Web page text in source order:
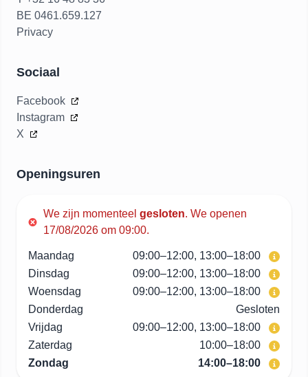
BE 0461.659.127
Privacy
Sociaal
Facebook
Instagram
X
Openingsuren
We zijn momenteelgesloten.We openen
17/08/2026 om 09:00.
Maandag
09:00–12:00, 13:00–18:00
Dinsdag
09:00–12:00, 13:00–18:00
Woensdag
09:00–12:00, 13:00–18:00
Donderdag
Gesloten
Vrijdag
09:00–12:00, 13:00–18:00
Zaterdag
10:00–18:00
Zondag
14:00–18:00